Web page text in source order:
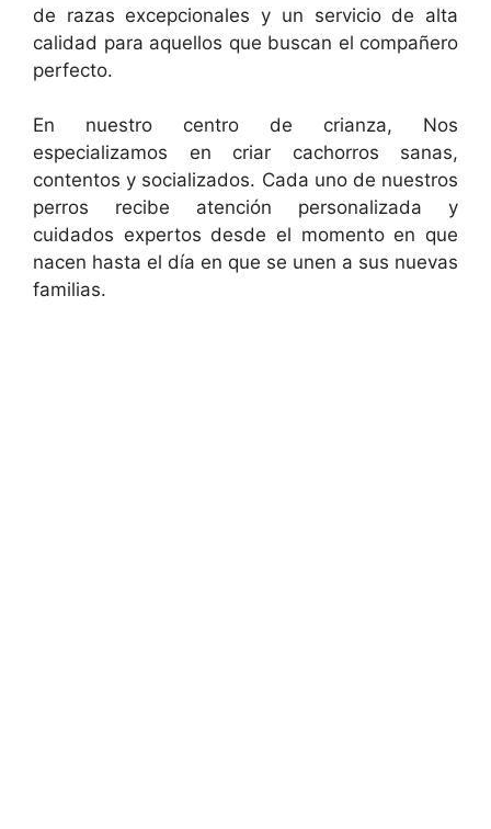
de razas excepcionales y un servicio de alta
calidad para aquellos que buscan el compañero
perfecto.
En nuestro centro de crianza, Nos
especializamos en criar cachorros sanas,
contentos y socializados. Cada uno de nuestros
perros recibe atención personalizada y
cuidados expertos desde el momento en que
nacen hasta el día en que se unen a sus nuevas
familias.